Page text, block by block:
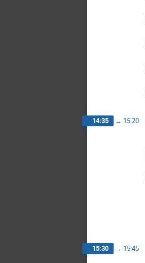
14:35 → 15:20
15:30 → 15:45